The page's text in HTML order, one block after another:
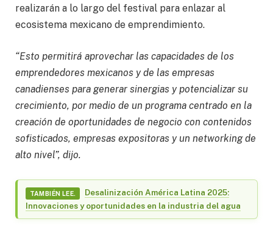
realizarán a lo largo del festival para enlazar al
ecosistema mexicano de emprendimiento.
“Esto permitirá aprovechar las capacidades de los
emprendedores mexicanos y de las empresas
canadienses para generar sinergias y potencializar su
crecimiento, por medio de un programa centrado en la
creación de oportunidades de negocio con contenidos
sofisticados, empresas expositoras y un networking de
alto nivel”, dijo.
TAMBIÉN LEE.
Desalinización América Latina 2025:
Innovaciones y oportunidades en la industria del agua